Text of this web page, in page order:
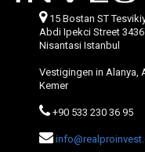
15 Bostan ST
Abdi Ipekci Street
Nisantasi Istanbul
Vestigingen in Alanya,
Kemer
+90 533 230 36 95